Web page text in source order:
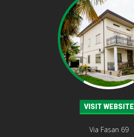
VISIT WEBSITE
Via Fasan 69